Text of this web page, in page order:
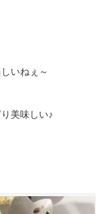
いねぇ～
美味しい♪